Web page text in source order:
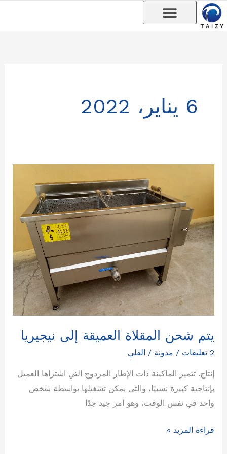
تخطي
إلى
6 يناير، 2022
يتم شحن المقلاة العميقة إلى نيجيريا
2 تعليقات / مدونة / القلي
إنتاج. تتميز الماكينة ذات الإطار المزدوج التي اشتراها العميل
بإنتاجية كبيرة نسبيًا، والتي يمكن تشغيلها بواسطة شخص
واحد في نفس الوقت، وهو أمر جيد جدًا
العميقة
إلى
نيجيريا
قراءة المزيد »